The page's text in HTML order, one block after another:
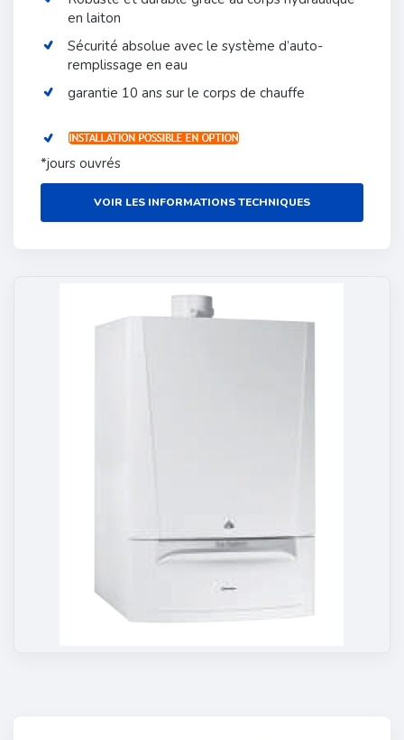
en laiton
Sécurité absolue avec le système d’auto-
remplissage en eau
garantie 10 ans sur le corps de chauffe
*jours ouvrés
VOIR LES INFORMATIONS TECHNIQUES